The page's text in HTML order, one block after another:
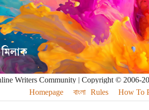
Writers Community | Copyright © 2006-
Homepage
বাংলা Rules How To